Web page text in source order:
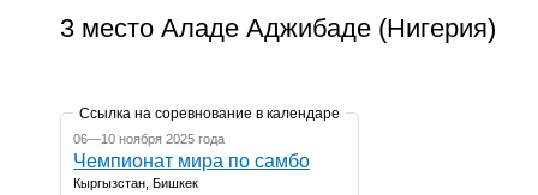
3 место Аладе Аджибаде (Нигерия)
Ссылка на соревнование в календаре
06—10 ноября 2025 года
Чемпионат мира по самбо
Кыргызстан, Бишкек